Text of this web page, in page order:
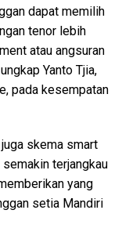
dapat memilih
tenor lebih
atau angsuran
Yanto Tjia,
pada kesempatan
skema smart
terjangkau
yang
setia Mandiri